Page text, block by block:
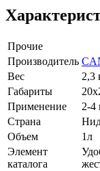
Прочие
Производитель
Вес
2,3
Габариты
Применение
2-4
Страна
Объем
1л
Элемент
каталога